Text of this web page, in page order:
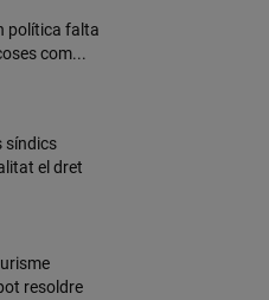
política falta
com...
síndics
el dret
resoldre